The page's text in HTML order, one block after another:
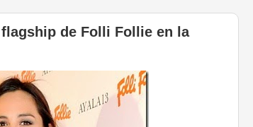
de Folli Follie en la